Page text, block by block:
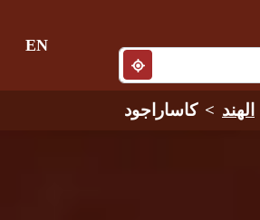
EN
الهند كاساراجود